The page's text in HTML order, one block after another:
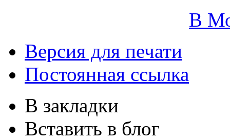
В
Версия для печати
Постоянная ссылка
В закладки
Вставить в блог